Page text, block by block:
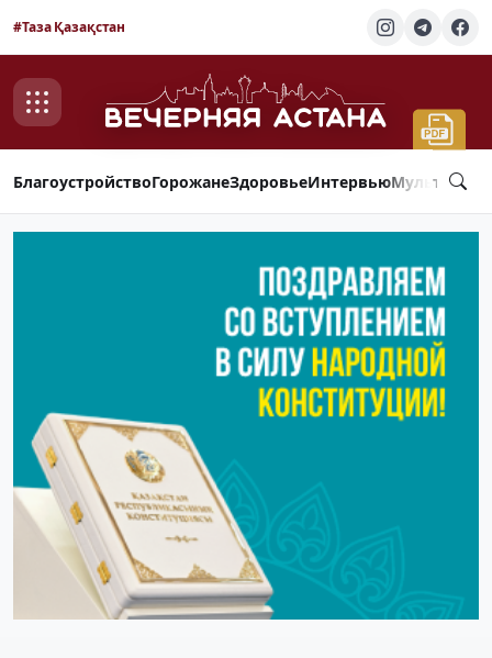
#Таза Қазақстан
БлагоустройствоГорожанеЗдоровьеИнтервью